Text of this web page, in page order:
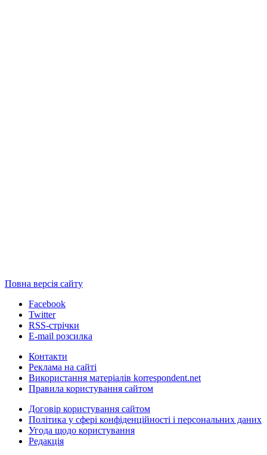
Повна версія сайту
Facebook
Twitter
RSS-стрічки
E-mail розсилка
Контакти
Реклама на сайті
Використання матеріалів korrespondent.net
Правила користування сайтом
Договір користування сайтом
Політика у сфері конфіденційності і персональних даних
Угода щодо користування
Редакція